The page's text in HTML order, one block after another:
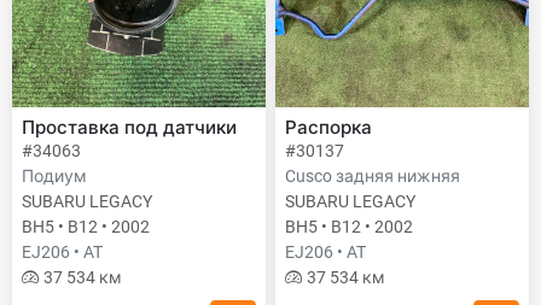
Проставка под датчики
#34063
Подиум
SUBARU LEGACY
BH5 • B12 • 2002
EJ206 • AT
37 534 км
Распорка
#30137
Cusco задняя нижняя
SUBARU LEGACY
BH5 • B12 • 2002
EJ206 • AT
37 534 км